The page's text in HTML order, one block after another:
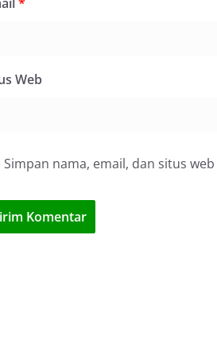
Web
Simpan nama, email, dan situs